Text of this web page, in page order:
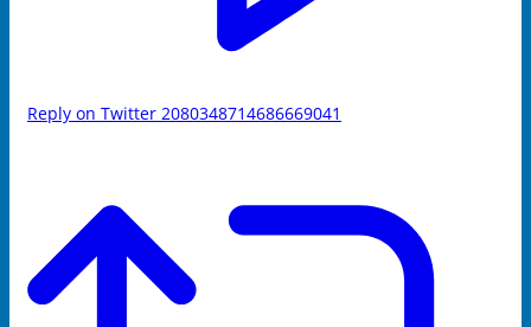
Reply on Twitter 2080348714686669041